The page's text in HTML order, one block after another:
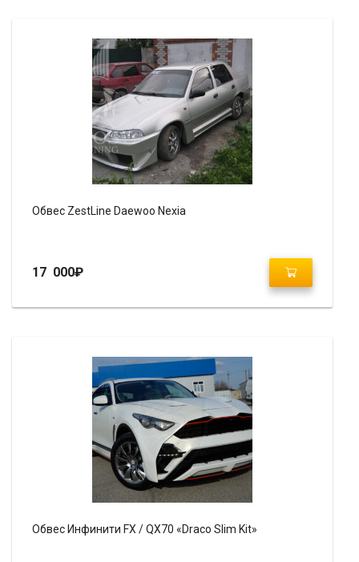
Обвес ZestLine Daewoo Nexia
17 000₽
Обвес Инфинити FX / QX70 «Draco Slim Kit»